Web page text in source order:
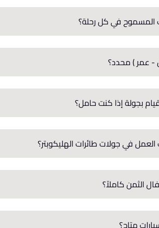
في كل رحلة؟
عمر ) محدد؟
بجولة إذا كنت حامل؟
في جولات طائرات الهليكوبتر؟
الثمن كاملاً؟
متاح؟